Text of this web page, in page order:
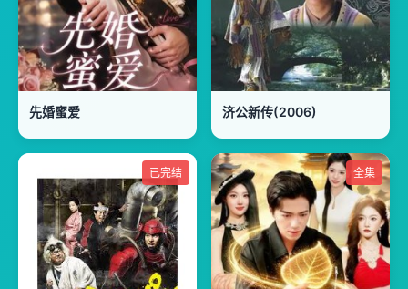
先婚蜜爱 济公新传(2006)
已完结 全集